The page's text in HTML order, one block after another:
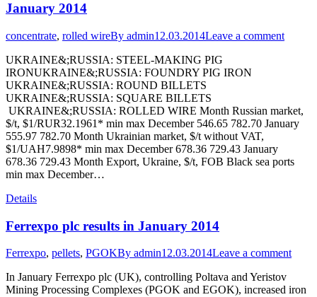
January 2014
concentrate, rolled wireBy admin12.03.2014Leave a comment
UKRAINE&;RUSSIA: STEEL-MAKING PIG
IRONUKRAINE&;RUSSIA: FOUNDRY PIG IRON
UKRAINE&;RUSSIA: ROUND BILLETS
UKRAINE&;RUSSIA: SQUARE BILLETS
UKRAINE&;RUSSIA: ROLLED WIRE Month Russian market,
$/t, $1/RUR32.1961* min max December 546.65 782.70 January
555.97 782.70 Month Ukrainian market, $/t without VAT,
$1/UAH7.9898* min max December 678.36 729.43 January
678.36 729.43 Month Export, Ukraine, $/t, FOB Black sea ports
min max December…
Details
Ferrexpo plc results in January 2014
Ferrexpo, pellets, PGOKBy admin12.03.2014Leave a comment
In January Ferrexpo plc (UK), controlling Poltava and Yeristov
Mining Processing Complexes (PGOK and EGOK), increased iron